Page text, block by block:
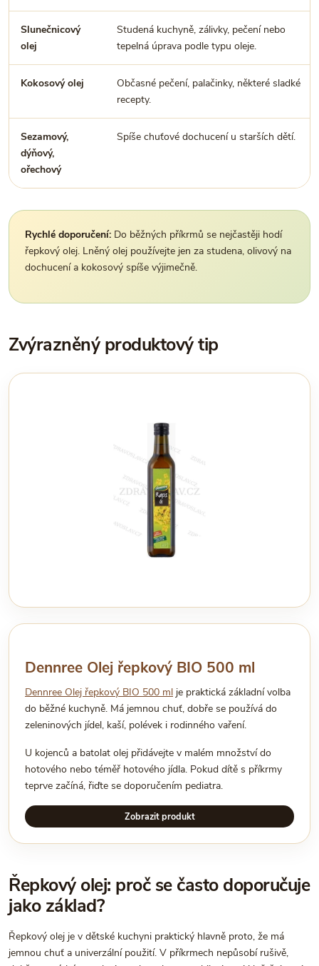
Slunečnicový
olej
Studená kuchyně, zálivky, pečení nebo
tepelná úprava podle typu oleje.
Kokosový olej
Občasné pečení, palačinky, některé sladké
recepty.
Sezamový,
dýňový,
ořechový
Spíše chuťové dochucení u starších dětí.
Rychlé doporučení: Do běžných příkrmů se nejčastěji hodí
řepkový olej. Lněný olej používejte jen za studena, olivový na
dochucení a kokosový spíše výjimečně.
Zvýrazněný produktový tip
Dennree Olej řepkový BIO 500 ml
Dennree Olej řepkový BIO 500 ml je praktická základní volba
do běžné kuchyně. Má jemnou chuť, dobře se používá do
zeleninových jídel, kaší, polévek i rodinného vaření.
U kojenců a batolat olej přidávejte v malém množství do
hotového nebo téměř hotového jídla. Pokud dítě s příkrmy
teprve začíná, řiďte se doporučením pediatra.
Zobrazit produkt
Řepkový olej: proč se často doporučuje
jako základ?
Řepkový olej je v dětské kuchyni praktický hlavně proto, že má
jemnou chuť a univerzální použití. V příkrmech nepůsobí rušivě,